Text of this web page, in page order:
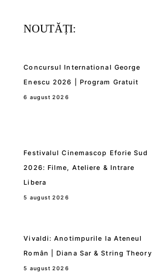
NOUTĂȚI:
Concursul International George
Enescu 2026 | Program Gratuit
6 august 2026
Festivalul Cinemascop Eforie Sud
2026: Filme, Ateliere & Intrare
Libera
5 august 2026
Vivaldi: Anotimpurile la Ateneul
Român | Diana Sar & String Theory
5 august 2026